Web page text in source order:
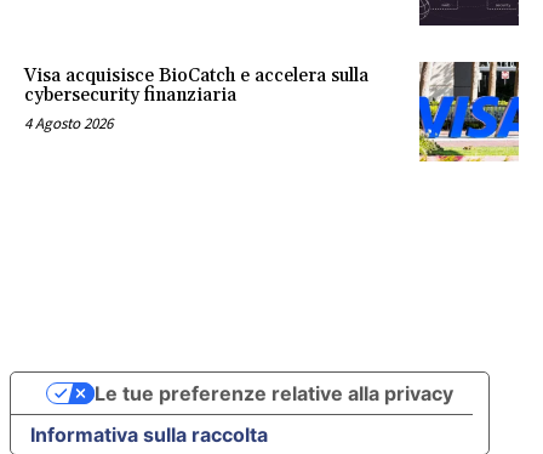
Visa acquisisce BioCatch e accelera sulla
cybersecurity finanziaria
4 Agosto 2026
Informativa sulla raccolta
Le tue preferenze relative alla privacy